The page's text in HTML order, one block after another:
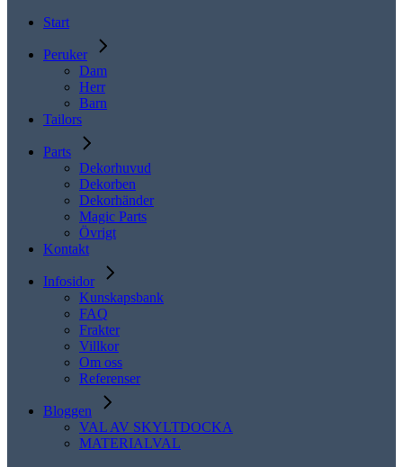
Start
Peruker
Dam
Herr
Barn
Tailors
Parts
Dekorhuvud
Dekorben
Dekorhänder
Magic Parts
Övrigt
Kontakt
Infosidor
Kunskapsbank
FAQ
Frakter
Villkor
Om oss
Referenser
Bloggen
VAL AV SKYLTDOCKA
MATERIALVAL